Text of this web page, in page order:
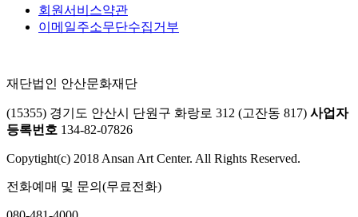
회원서비스약관
이메일주소무단수집거부
재단법인 안산문화재단
(15355) 경기도 안산시 단원구 화랑로 312 (고잔동 817) 사업자
등록번호 134-82-07826
Copytight(c) 2018 Ansan Art Center. All Rights Reserved.
전화예매 및 문의(무료전화)